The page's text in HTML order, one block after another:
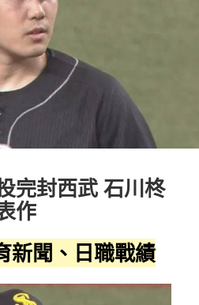
完封西武 石川柊
作
新聞、日職戰績